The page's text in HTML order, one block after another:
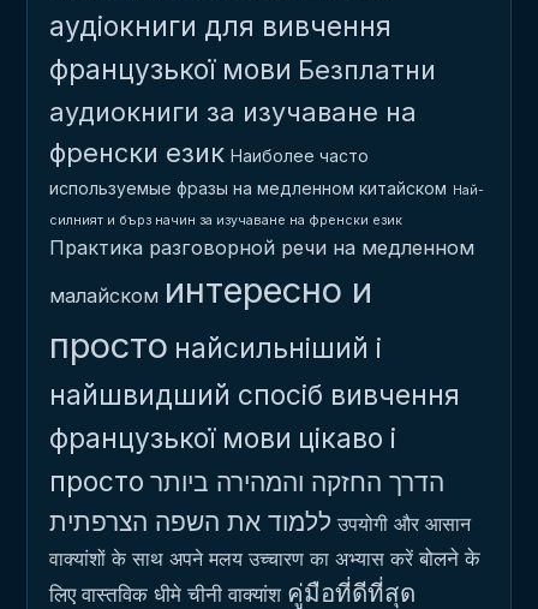
аудіокниги для вивчення
французької мови Безплатни
аудиокниги за изучаване на
френски език Наиболее часто
используемые фразы на медленном китайском Най-
силният и бърз начин за изучаване на френски език
Практика разговорной речи на медленном
малайском интересно и
просто найсильніший і
найшвидший спосіб вивчення
французької мови цікаво і
просто הדרך החזקה והמהירה ביותר
ללמוד את השפה הצרפתית उपयोगी और आसान
वाक्यांशों के साथ अपने मलय उच्चारण का अभ्यास करें बोलने के
लिए वास्तविक धीमे चीनी वाक्यांश คู่มือที่ดีที่สุด